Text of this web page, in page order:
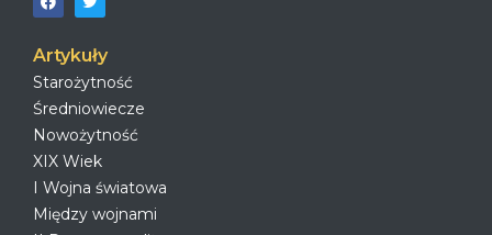
Artykuły
Starożytność
Średniowiecze
Nowożytność
XIX Wiek
I Wojna światowa
Między wojnami